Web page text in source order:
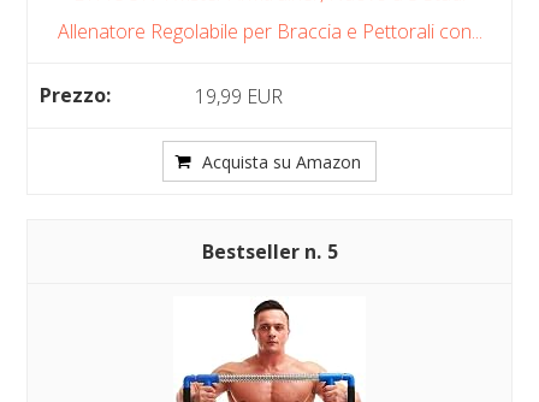
Allenatore Regolabile per Braccia e Pettorali con...
19,99 EUR
Acquista su Amazon
5